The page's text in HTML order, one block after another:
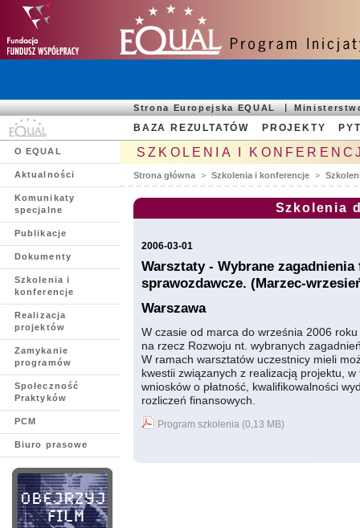
Strona Europejska EQUAL
BAZA REZULTATÓW PROJEKTY
O EQUAL
Aktualności
Komunikaty
specjalne
Publikacje
Dokumenty
Szkolenia i
konferencje
Realizacja
projektów
Zamykanie
programów
Społeczność
Praktyków
PCM
Biuro prasowe
SZKOLENIA I
Strona główna > Szkolenia i konferencje >
Szkolenia
2006-03-01
Warsztaty - Wybrane
sprawozdawcze. (Marzec-
Warszawa
W czasie od marca do września 2006
na rzecz Rozwoju nt. wybranych
W ramach warsztatów uczestnicy mieli
kwestii związanych z realizacją projektu,
wniosków o płatność, kwalifikowalności
rozliczeń finansowych.
Program szkolenia (0,13 MB)